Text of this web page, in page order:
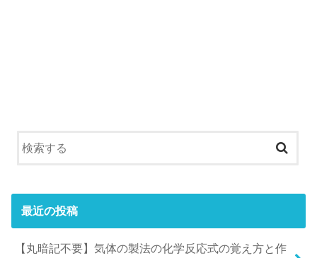
最近の投稿
【丸暗記不要】気体の製法の化学反応式の覚え方と作